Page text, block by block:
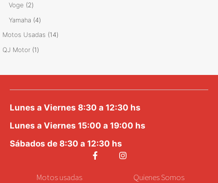
Voge 22
productos
Yamaha 44
productos
Motos Usadas 1414
QJ Motor 11
Lunes a Viernes 8:30 a 12:30 hs
Lunes a Viernes 15:00 a 19:00 hs
Sábados de 8:30 a 12:30 hs
Motosusadas
Quienes Somos